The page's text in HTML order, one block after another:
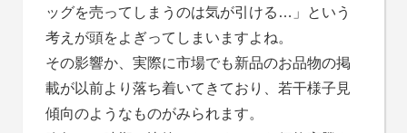
ッグを売ってしまうのは気が引ける…」という
考えが頭をよぎってしまいますよね。
その影響か、実際に市場でも新品のお品物の掲
載が以前より落ち着いてきており、若干様子見
傾向のようなものがみられます。